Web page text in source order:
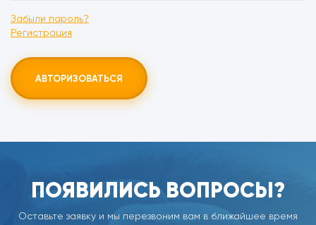
Забыли пароль?
Регистрация
АВТОРИЗОВАТЬСЯ
ПОЯВИЛИСЬ ВОПРОСЫ?
Оставьте заявку и мы перезвоним вам в ближайшее время